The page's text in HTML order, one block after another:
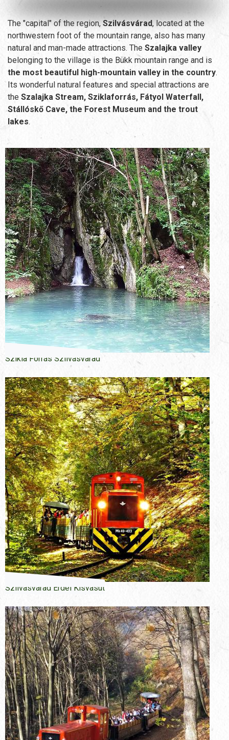
The "capital" of the region, Szilvásvárad, located at the
northwestern foot of the mountain range, also has many
natural and man-made attractions. The Szalajka valley
belonging to the village is the Bükk mountain range and is
the most beautiful high-mountain valley in the country.
Its wonderful natural features and special attractions are
the Szalajka Stream, Sziklaforrás, Fátyol Waterfall,
Stállóskő Cave, the Forest Museum and the trout
lakes.
Szikla Forrás Szilvásvárad
Szilvasvárad Erdei Kisvasút